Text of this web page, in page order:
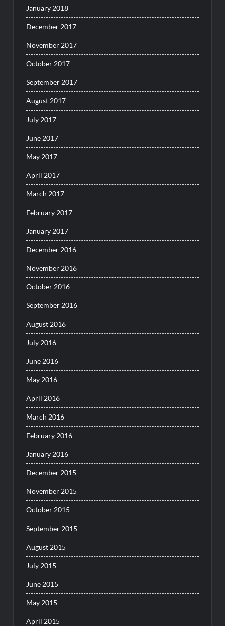
January 2018
December 2017
November 2017
October 2017
September 2017
August 2017
July 2017
June 2017
May 2017
April 2017
March 2017
February 2017
January 2017
December 2016
November 2016
October 2016
September 2016
August 2016
July 2016
June 2016
May 2016
April 2016
March 2016
February 2016
January 2016
December 2015
November 2015
October 2015
September 2015
August 2015
July 2015
June 2015
May 2015
April 2015